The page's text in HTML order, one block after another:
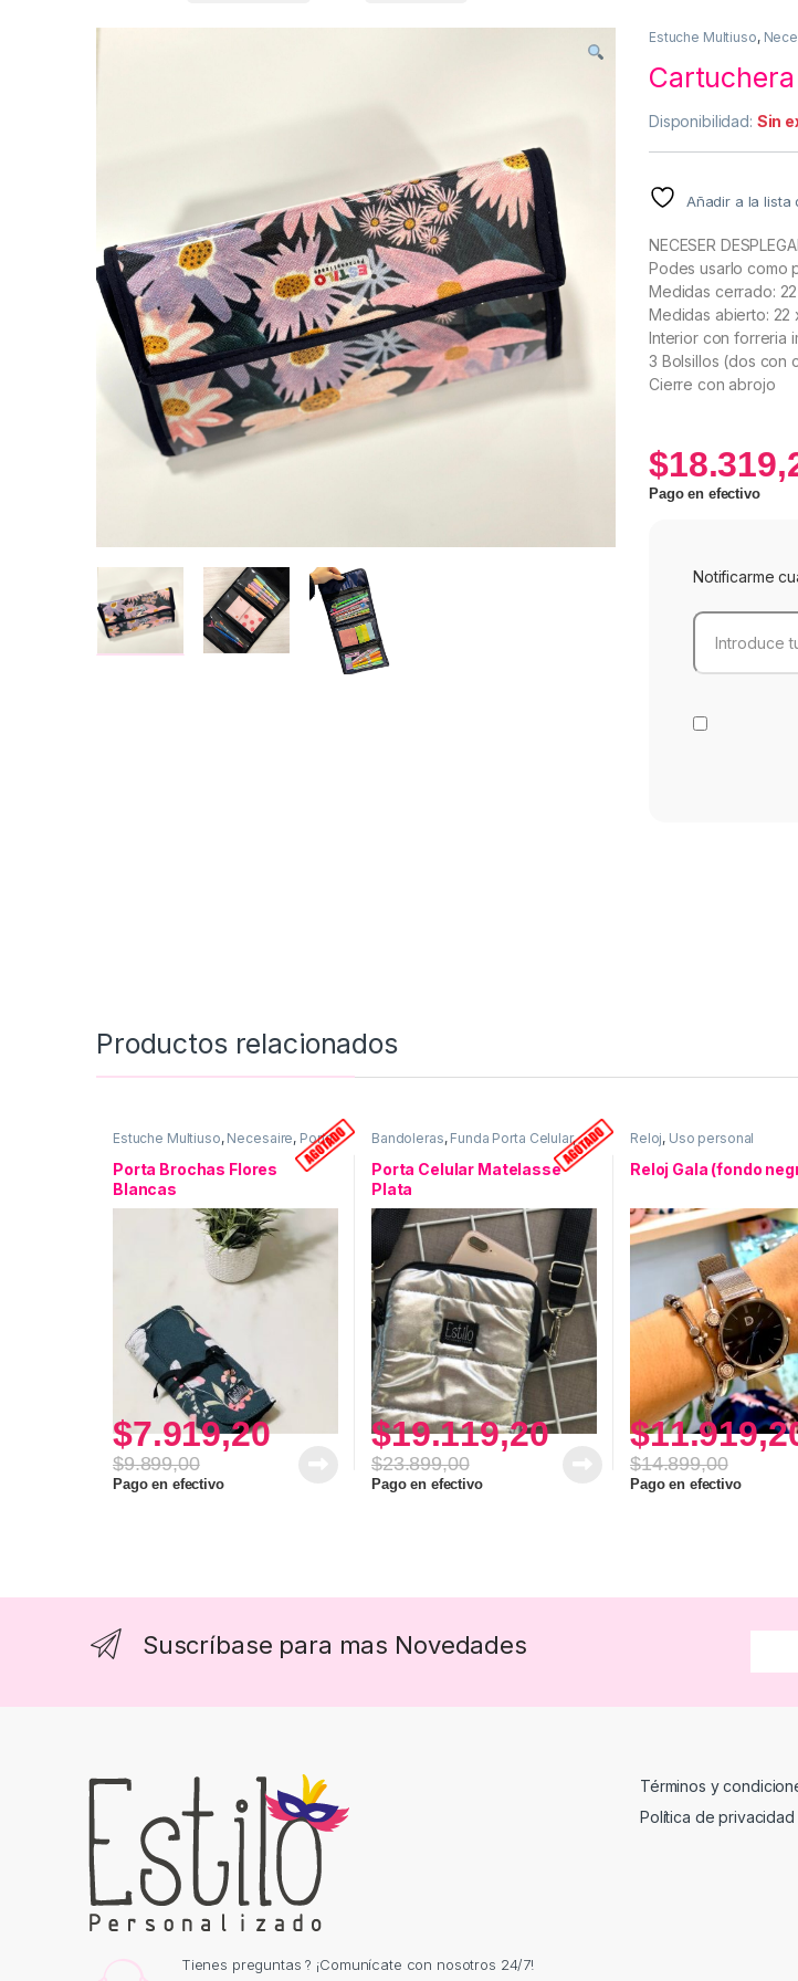
Estuche Multiuso,
Disponibilidad: Sin
Añadir a la lista
NECESER
Podes usarlo como
Medidas cerrado: 22
Medidas abierto: 22
Interior con forreria
3 Bolsillos (dos con
Cierre con abrojo
$
Pago en efectivo
Notificarme
Productos relacionados
Estuche Multiuso, Necesaire, Porta
Porta Brochas Flores
Blancas
$7.919,20
$9.899,00
Pago en efectivo
Bandoleras, Funda Porta Celular,
Porta Celular Matelasse
Plata
$19.119,20
$23.899,00
Pago en efectivo
Reloj, Uso personal
Reloj Gala (fondo
$
$14.899,00
Pago en efectivo
Suscríbase para mas Novedades
Tienes preguntas ? ¡Comunícate con nosotros 24/7!
Términos y
Política de privacidad